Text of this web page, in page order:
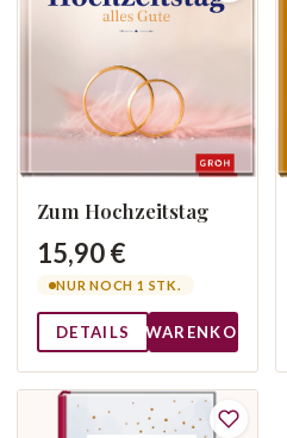
Zum Hochzeitstag
15,90 €
NUR NOCH 1 STK.
DETAILS WARENKORB